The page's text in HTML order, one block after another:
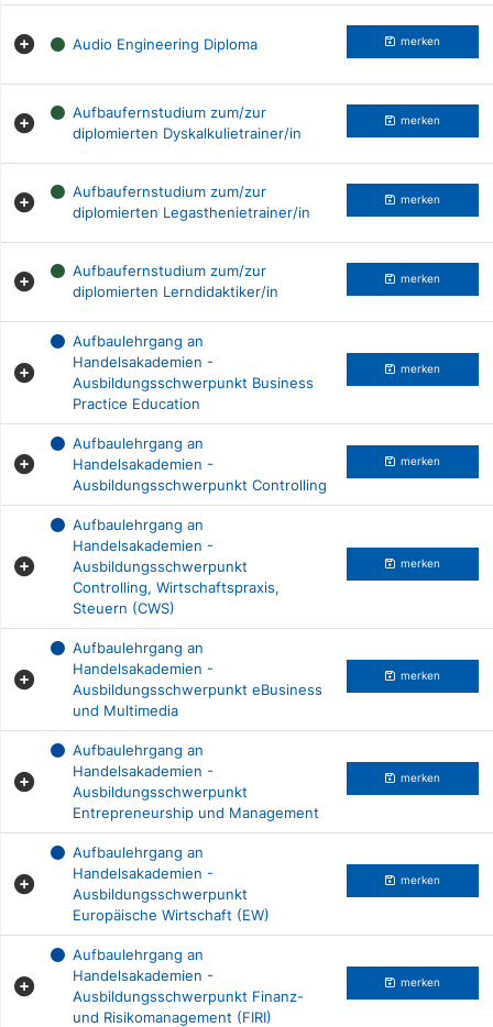
Audio Engineering Diploma merken
Aufbaufernstudium zum/zur
diplomierten Dyskalkulietrainer/in
merken
Aufbaufernstudium zum/zur
diplomierten Legasthenietrainer/in
merken
Aufbaufernstudium zum/zur
diplomierten Lerndidaktiker/in
merken
Aufbaulehrgang an
Handelsakademien -
Ausbildungsschwerpunkt Business
Practice Education
merken
Aufbaulehrgang an
Handelsakademien -
Ausbildungsschwerpunkt Controlling
merken
Aufbaulehrgang an
Handelsakademien -
Ausbildungsschwerpunkt
Controlling, Wirtschaftspraxis,
Steuern (CWS)
merken
Aufbaulehrgang an
Handelsakademien -
Ausbildungsschwerpunkt eBusiness
und Multimedia
merken
Aufbaulehrgang an
Handelsakademien -
Ausbildungsschwerpunkt
Entrepreneurship und Management
merken
Aufbaulehrgang an
Handelsakademien -
Ausbildungsschwerpunkt
Europäische Wirtschaft (EW)
merken
Aufbaulehrgang an
Handelsakademien -
Ausbildungsschwerpunkt Finanz-
und Risikomanagement (FIRI)
merken